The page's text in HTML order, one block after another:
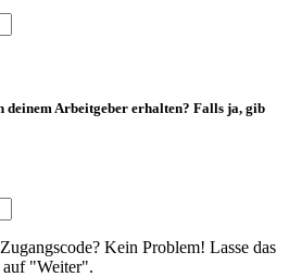
deinem Arbeitgeber erhalten? Falls ja, gib
Kein Problem! Lasse das
"Weiter".